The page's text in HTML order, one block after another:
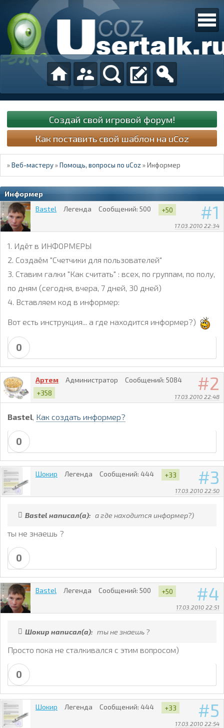
Создай свой игровой форум!
Как поставить свой шаблон на uCoz
»Веб-мастеру »Помощь, вопросы по uCoz »Информер
Информер
1
17.03.2010 22:34
Bastel Легенда Сообщений: 500 +50
1. Идёт в ИНФОРМЕРЫ
2. Создаём "Счетчики для пользователей"
3. Ставим галки "Как считать" : всех, по группам, по полу,
по дням (сегодня, вчера, 7 дней, 30 дней)
4. Вставляем код в информер:
Вот есть инструкция... а где находится информер?)
0
2
17.03.2010 22:48
Артем Администратор Сообщений: 5084
+358
Bastel, Как создать информер?
0
3
17.03.2010 22:50
Шокир Легенда Сообщений: 444 +33
Bastel написал(а): а где находится информер?)
ты не знаешь ?
0
4
17.03.2010 22:51
Bastel Легенда Сообщений: 500 +50
Шокир написал(а): ты не знаешь ?
Просто пока не сталкивался с этим вопросом)
0
5
17.03.2010 22:54
Шокир Легенда Сообщений: 444 +33